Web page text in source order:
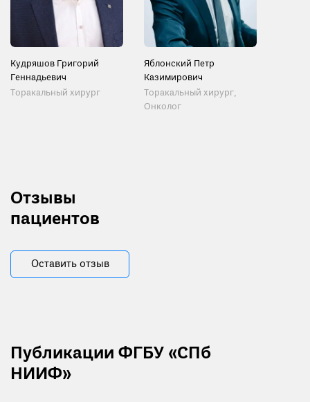
Кудряшов Григорий
Геннадьевич
Торакальный хирург
Яблонский Петр
Казимирович
Торакальный хирург,
Онколог
Отзывы
пациентов
Оставить отзыв
Публикации ФГБУ «СПб
НИИФ»